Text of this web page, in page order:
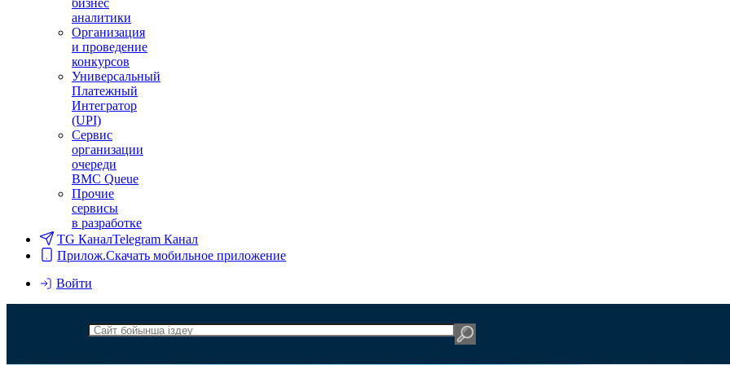
бизнес
аналитики
Организация
и проведение
конкурсов
Универсальный
Платежный
Интегратор
(UPI)
Сервис
организации
очереди
BMC Queue
Прочие
сервисы
в разработке
TG КаналTelegram Канал
Прилож.Скачать мобильное приложение
Войти